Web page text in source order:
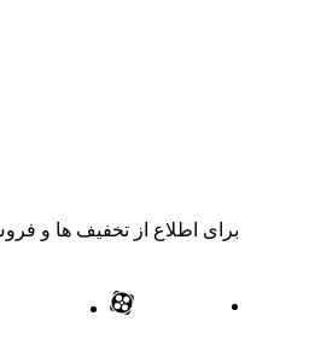
برای اطلاع از تخفیف ها و